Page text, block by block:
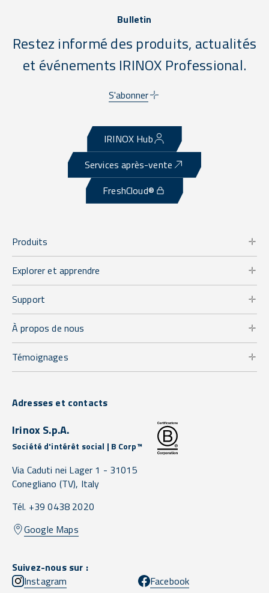
Bulletin
Restez informé des produits, actualités
et événements IRINOX Professional.
S'abonner
IRINOX Hub
Services après-vente
FreshCloud®
Produits
Explorer et apprendre
Support
À propos de nous
Témoignages
Adresses et contacts
Irinox S.p.A.
Société d'intérêt social | B Corp™
Via Caduti nei Lager 1 - 31015
Conegliano (TV), Italy
Tél. +39 0438 2020
Google Maps
Suivez-nous sur :
Instagram
Facebook